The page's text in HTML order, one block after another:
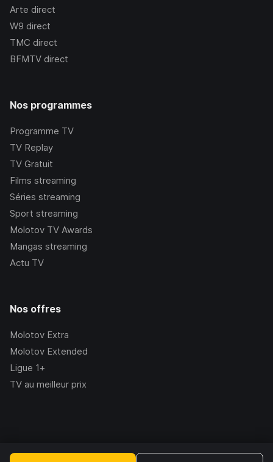
Arte direct
W9 direct
TMC direct
BFMTV direct
Nos programmes
Programme TV
TV Replay
TV Gratuit
Films streaming
Séries streaming
Sport streaming
Molotov TV Awards
Mangas streaming
Actu TV
Nos offres
Molotov Extra
Molotov Extended
Ligue 1+
TV au meilleur prix
2.228.1